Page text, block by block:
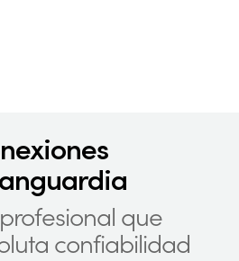
que
confiabilidad